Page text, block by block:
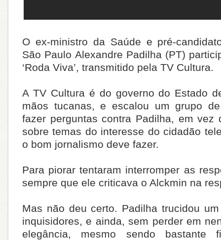
O ex-ministro da Saúde e pré-
São Paulo Alexandre Padilha (PT)
‘Roda Viva’, transmitido pela TV Cultura.
A TV Cultura é do governo do Estado
mãos tucanas, e escalou um grupo
fazer perguntas contra Padilha, em vez
sobre temas do interesse do cidadão
o bom jornalismo deve fazer.
Para piorar tentaram interromper as
sempre que ele criticava o Alckmin na
Mas não deu certo. Padilha trucidou
inquisidores, e ainda, sem perder em
elegância, mesmo sendo bastante